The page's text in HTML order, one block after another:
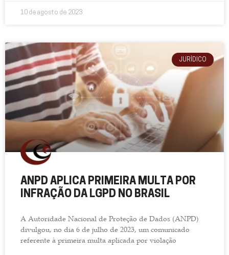
10 de agosto de 2023
JURÍDICO
ANPD APLICA PRIMEIRA MULTA POR
INFRAÇÃO DA LGPD NO BRASIL
A Autoridade Nacional de Proteção de Dados (ANPD)
divulgou, no dia 6 de julho de 2023, um comunicado
referente à primeira multa aplicada por violação